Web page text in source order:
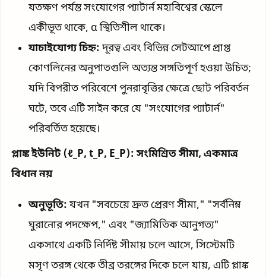
যতক্ষণ পর্যন্ত সংযোগের প্যাটার্ন মহাবিশ্বের স্কেলে
একীভূত থাকে, α স্থিতিশীল থাকে।
যাচাইযোগ্য চিহ্ন:দূরত্ব এবং বিভিন্ন সেটআপে প্রাপ্ত
কোণলিনের অনুপাতগুলি অত্যন্ত সঙ্গতিপূর্ণ হওয়া উচিত;
যদি বিপরীত পরিবেশে পুনরাবৃত্তির ক্ষেত্রে ছোট পরিবর্তন
ঘটে, তবে এটি সাইন করে যে "সংযোগের প্যাটার্ন"
পরিবর্তিত হয়েছে।
প্লাঙ্ক ইউনিট (ℓ_P, t_P, E_P): সংমিশ্রিত সীমা, একমাত্র
বিধান নয়
অনুভূতি:যখন "সবচেয়ে দ্রুত প্রেরণ সীমা," "সর্বনিম্ন
ঘুরানোর পদক্ষেপ," এবং "জ্যামিতিক আনুগত্য"
একসাথে একটি নির্দিষ্ট সীমায় চলে আসে, সিস্টেমটি
মসৃণ তরঙ্গ থেকে তীব্র তরঙ্গের দিকে চলে যায়, এটি প্লাঙ্ক